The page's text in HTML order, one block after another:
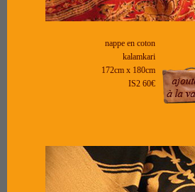
nappe en coton
kalamkari
172cm x 180cm
IS2 60€